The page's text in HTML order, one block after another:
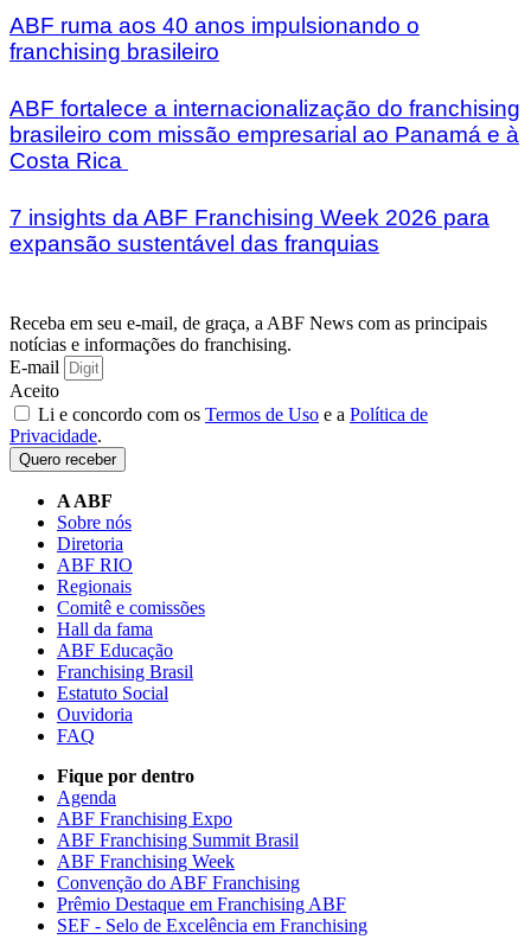
ABF ruma aos 40 anos impulsionando o
franchising brasileiro
ABF fortalece a internacionalização do franchising
brasileiro com missão empresarial ao Panamá e à
Costa Rica
7 insights da ABF Franchising Week 2026 para
expansão sustentável das franquias
Receba em seu e-mail, de graça, a ABF News com as principais
notícias e informações do franchising.
E-mail
Aceito
Li e concordo com os Termos de Uso e a Política de
Privacidade.
Quero receber
A ABF
Sobre nós
Diretoria
ABF RIO
Regionais
Comitê e comissões
Hall da fama
ABF Educação
Franchising Brasil
Estatuto Social
Ouvidoria
FAQ
Fique por dentro
Agenda
ABF Franchising Expo
ABF Franchising Summit Brasil
ABF Franchising Week
Convenção do ABF Franchising
Prêmio Destaque em Franchising ABF
SEF - Selo de Excelência em Franchising